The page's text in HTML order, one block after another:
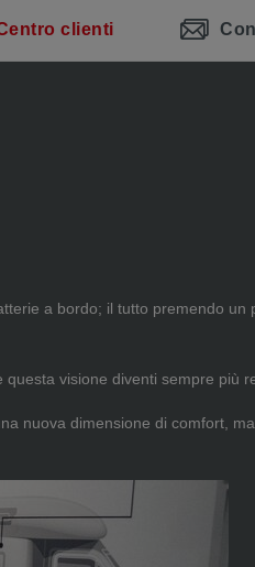
clienti
a bordo; il tutto premendo un
visione diventi sempre più
nuova dimensione di comfort,